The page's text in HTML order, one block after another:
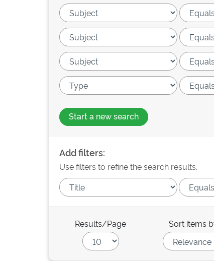
Start a new search
Add filters:
Use filters to refine the search results.
Results/Page Sort items